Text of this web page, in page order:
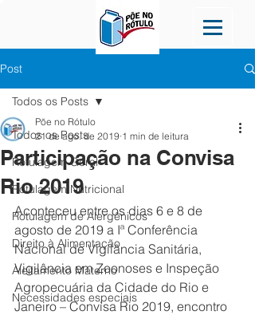
Post
Todos os Posts
Rotulagem Geral
Rotulagem Nutricional
Rotulagem de Alergênicos
Direito à Alimentação
Aleitamento Materno
Necessidades especiais
Todos os Posts
Participação na Convisa
Rio 2019
Põe no Rótulo
21 de ago. de 2019 1 min de leitura
Aconteceu entre os dias 6 e 8 de
agosto de 2019 a Iª Conferência
Nacional de Vigilância Sanitária,
Vigilância em Zoonoses e Inspeção
Agropecuária da Cidade do Rio e
Janeiro – Convisa Rio 2019, encontro